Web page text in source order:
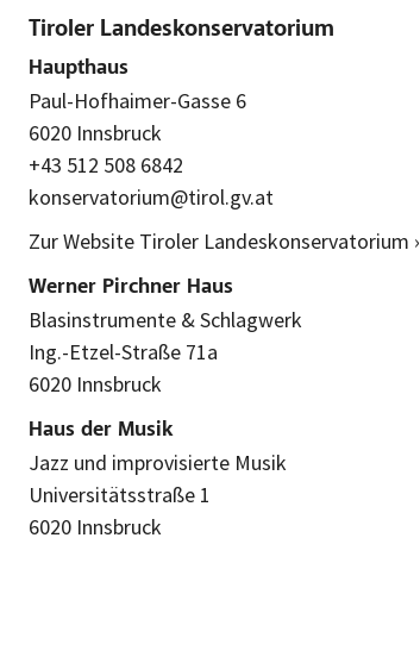
Tiroler Landeskonservatorium
Haupthaus
Paul-Hofhaimer-Gasse 6
6020 Innsbruck
+43 512 508 6842
konservatorium@tirol.gv.at
Zur Website Tiroler Landeskonservatorium ›
Werner Pirchner Haus
Blasinstrumente & Schlagwerk
Ing.-Etzel-Straße 71a
6020 Innsbruck
Haus der Musik
Jazz und improvisierte Musik
Universitätsstraße 1
6020 Innsbruck